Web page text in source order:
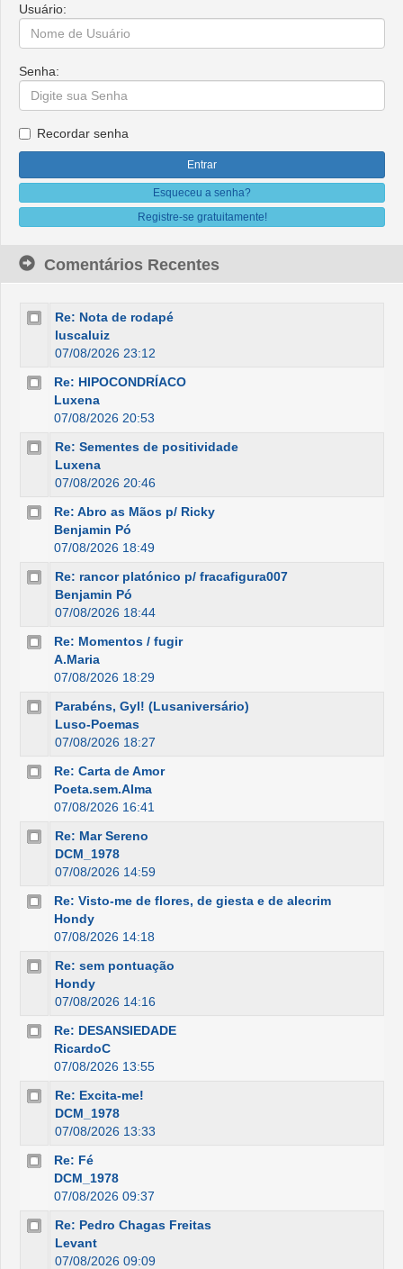
Usuário:
Senha:
Recordar senha
Esqueceu a senha?
Registre-se gratuitamente!
Comentários Recentes
Re: Nota de rodapé
luscaluiz
07/08/2026 23:12
Re: HIPOCONDRÍACO
Luxena
07/08/2026 20:53
Re: Sementes de positividade
Luxena
07/08/2026 20:46
Re: Abro as Mãos p/ Ricky
Benjamin Pó
07/08/2026 18:49
Re: rancor platónico p/ fracafigura007
Benjamin Pó
07/08/2026 18:44
Re: Momentos / fugir
A.Maria
07/08/2026 18:29
Parabéns, Gyl! (Lusaniversário)
Luso-Poemas
07/08/2026 18:27
Re: Carta de Amor
Poeta.sem.Alma
07/08/2026 16:41
Re: Mar Sereno
DCM_1978
07/08/2026 14:59
Re: Visto-me de flores, de giesta e de alecrim
Hondy
07/08/2026 14:18
Re: sem pontuação
Hondy
07/08/2026 14:16
Re: DESANSIEDADE
RicardoC
07/08/2026 13:55
Re: Excita-me!
DCM_1978
07/08/2026 13:33
Re: Fé
DCM_1978
07/08/2026 09:37
Re: Pedro Chagas Freitas
Levant
07/08/2026 09:09